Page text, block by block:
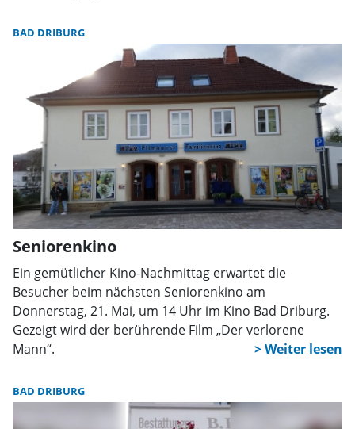
lässt“ und verliehen der Feier eine besondere
Atmosphäre. Für die musikalische Begleitung sorgten
Bärbel Rieckmann, Melanie Humborg und Louis
Humborg.
BAD DRIBURG
Seniorenkino
Ein gemütlicher Kino-Nachmittag erwartet die
Besucher beim nächsten Seniorenkino am
Donnerstag, 21. Mai, um 14 Uhr im Kino Bad Driburg.
Gezeigt wird der berührende Film „Der verlorene
Mann“.
BAD DRIBURG